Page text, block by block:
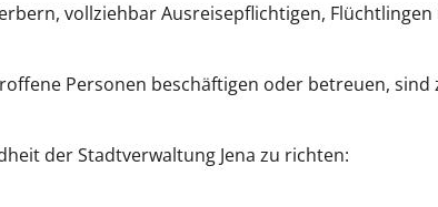
vollziehbar Ausreisepflichtigen, Flüchtlingen
Personen beschäftigen oder betreuen, sind
der Stadtverwaltung Jena zu richten: